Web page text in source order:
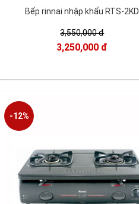
Bếp rinnai nhập khẩu RTS-2KD
3,550,000 đ
3,250,000 đ
-12%